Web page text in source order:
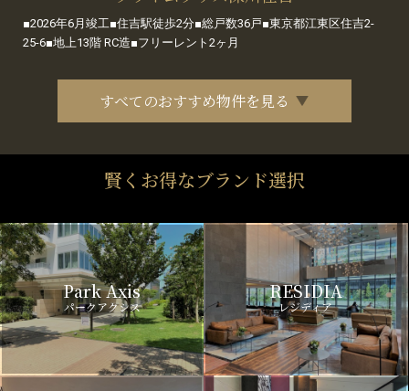
■2026年6月竣工■住吉駅徒歩2分■総戸数36戸■東京都江東区住吉2-
25-6■地上13階 RC造■フリーレント2ヶ月
すべてのおすすめ物件を見る
賢くお得なブランド選択
Park Axis
パークアクシス
RESIDIA
レジディア